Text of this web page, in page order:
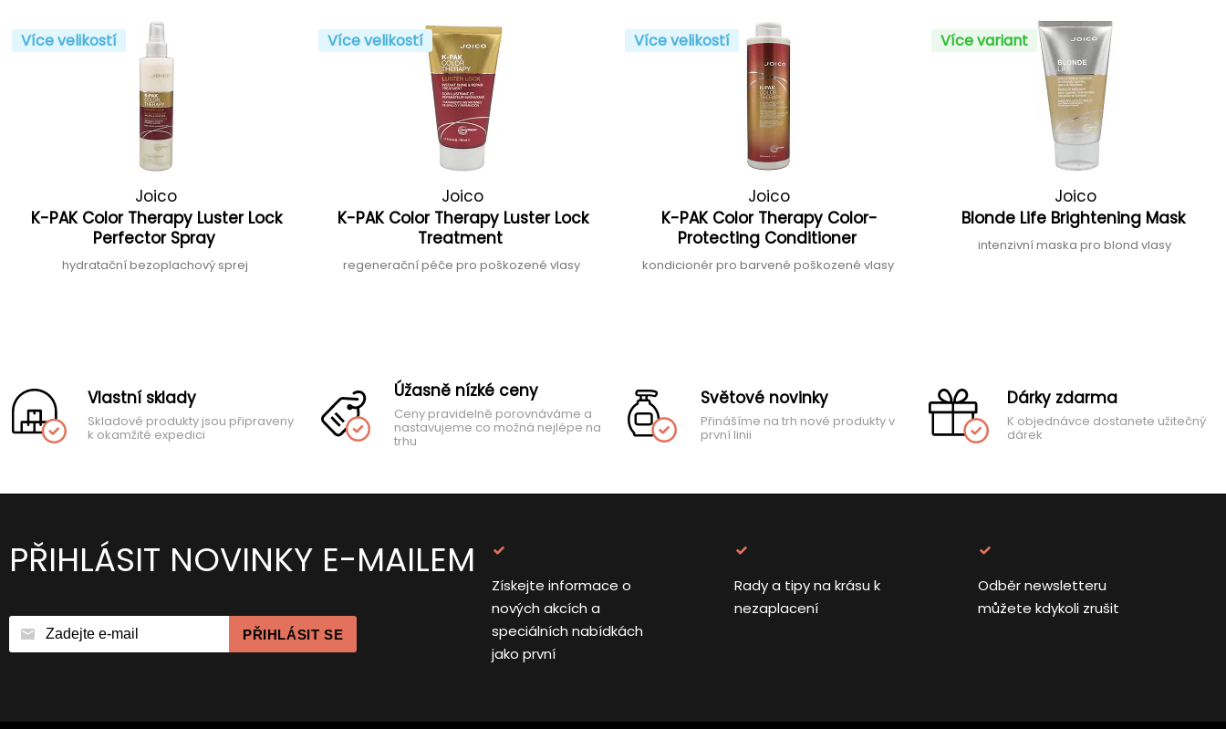
Více velikostí
Joico
K-PAK Color Therapy Luster Lock
Perfector Spray
hydratační bezoplachový sprej
Více velikostí
Joico
K-PAK Color Therapy Luster Lock
Treatment
regenerační péče pro poškozené vlasy
Více velikostí
Joico
K-PAK Color Therapy Color-
Protecting Conditioner
kondicionér pro barvené poškozené vlasy
Více variant
Joico
Blonde Life Brightening Mask
intenzivní maska pro blond vlasy
Vlastní sklady
Skladové produkty jsou připraveny
k okamžité expedici
Úžasně nízké ceny
Ceny pravidelně porovnáváme a
nastavujeme co možná nejlépe na
trhu
Světové novinky
Přinášíme na trh nové produkty v
první linii
Dárky zdarma
K objednávce dostanete užitečný
dárek
PŘIHLÁSIT NOVINKY E-MAILEM
PŘIHLÁSIT SE
Získejte informace o
nových akcích a
speciálních nabídkách
jako první
Rady a tipy na krásu k
nezaplacení
Odběr newsletteru
můžete kdykoli zrušit